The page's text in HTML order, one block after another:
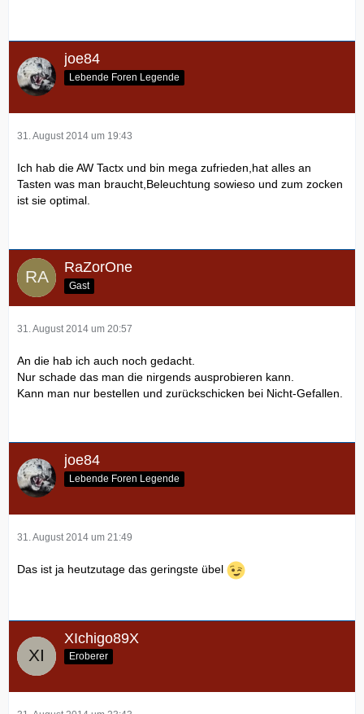
joe84
Lebende Foren Legende
31. August 2014 um 19:43
Ich hab die AW Tactx und bin mega zufrieden,hat alles an
Tasten was man braucht,Beleuchtung sowieso und zum zocken
ist sie optimal.
RaZorOne
Gast
31. August 2014 um 20:57
An die hab ich auch noch gedacht.
Nur schade das man die nirgends ausprobieren kann.
Kann man nur bestellen und zurückschicken bei Nicht-Gefallen.
joe84
Lebende Foren Legende
31. August 2014 um 21:49
Das ist ja heutzutage das geringste übel
XIchigo89X
Eroberer